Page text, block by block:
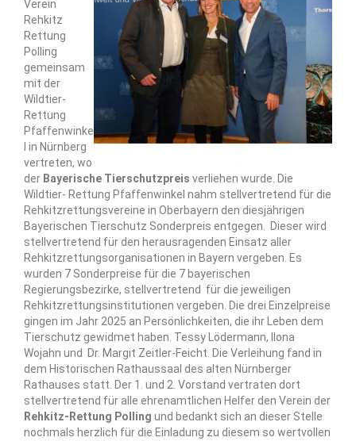
Verein
Rehkitz
Rettung
Polling
gemeinsam
mit der
Wildtier-
Rettung
Pfaffenwinke
l in Nürnberg
vertreten, wo
der Bayerische Tierschutzpreis verliehen wurde. Die
Wildtier- Rettung Pfaffenwinkel nahm stellvertretend für die
Rehkitzrettungsvereine in Oberbayern den diesjährigen
Bayerischen Tierschutz Sonderpreis entgegen. Dieser wird
stellvertretend für den herausragenden Einsatz aller
Rehkitzrettungsorganisationen in Bayern vergeben. Es
wurden 7 Sonderpreise für die 7 bayerischen
Regierungsbezirke, stellvertretend für die jeweiligen
Rehkitzrettungsinstitutionen vergeben. Die drei Einzelpreise
gingen im Jahr 2025 an Persönlichkeiten, die ihr Leben dem
Tierschutz gewidmet haben. Tessy Lödermann, Ilona
Wojahn und Dr. Margit Zeitler-Feicht. Die Verleihung fand in
dem Historischen Rathaussaal des alten Nürnberger
Rathauses statt. Der 1. und 2. Vorstand vertraten dort
stellvertretend für alle ehrenamtlichen Helfer den Verein der
Rehkitz-Rettung Polling und bedankt sich an dieser Stelle
nochmals herzlich für die Einladung zu diesem so wertvollen